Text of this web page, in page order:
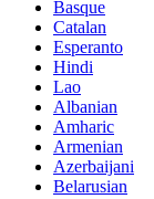
Basque
Catalan
Esperanto
Hindi
Lao
Albanian
Amharic
Armenian
Azerbaijani
Belarusian